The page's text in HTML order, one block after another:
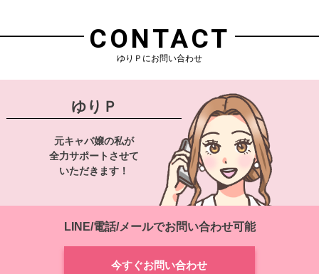
CONTACT
ゆりＰにお問い合わせ
ゆりＰ
元キャバ嬢の私が
全力サポートさせて
いただきます！
LINE/電話/メールでお問い合わせ可能
今すぐお問い合わせ